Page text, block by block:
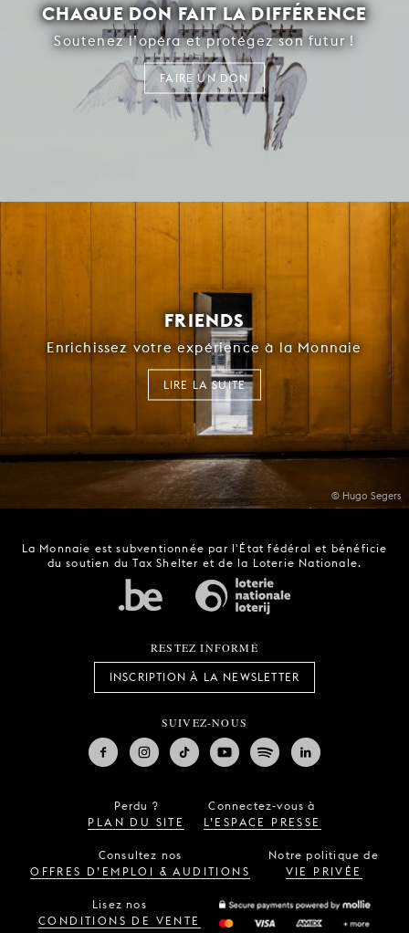
CHAQUE DON FAIT LA DIFFÉRENCE
Soutenez l’opéra et protégez son futur !
FAIRE UN DON
© Hugo Segers
FRIENDS
Enrichissez votre expérience à la Monnaie
LIRE LA SUITE
La Monnaie est subventionnée par l'État fédéral et bénéficie
du soutien du Tax Shelter et de la Loterie Nationale.
RESTEZ INFORMÉ
INSCRIPTION À LA NEWSLETTER
SUIVEZ-NOUS
Perdu ?
PLAN DU SITE
Connectez-vous à
L’ESPACE PRESSE
Consultez nos
OFFRES D’EMPLOI & AUDITIONS
Notre politique de
VIE PRIVÉE
Lisez nos
CONDITIONS DE VENTE